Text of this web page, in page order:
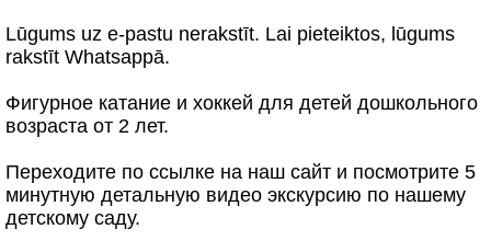
Lūgums uz e-pastu nerakstīt. Lai pieteiktos, lūgums
rakstīt Whatsappā.
Фигурное катание и хоккей для детей дошкольного
возраста от 2 лет.
Переходите по ссылке на наш сайт и посмотрите 5
минутную детальную видео экскурсию по нашему
детскому саду.